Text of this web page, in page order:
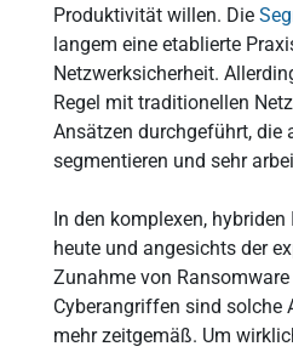
Produktivität willen. Die
langem eine etablierte
Netzwerksicherheit.
Regel mit traditionellen
Ansätzen durchgeführt, die
segmentieren und sehr
In den komplexen,
heute und angesichts der
Zunahme von
Cyberangriffen sind solche
mehr zeitgemäß. Um